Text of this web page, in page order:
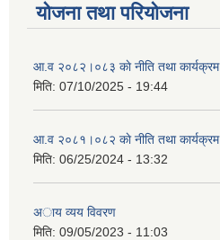
योजना तथा परियोजना
आ.व २०८२।०८३ काे नीति तथा कार्यक्रम
मिति: 07/10/2025 - 19:44
आ.व २०८१।०८२ काे नीति तथा कार्यक्रम
मिति: 06/25/2024 - 13:32
अाय व्यय विवरण
मिति: 09/05/2023 - 11:03